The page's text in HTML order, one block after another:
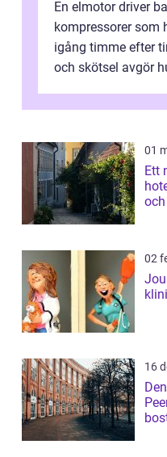
En elmotor driver
kompressorer som
igång timme efter
och skötsel avgör
01
Ett
hotell nyckeln till
02
16